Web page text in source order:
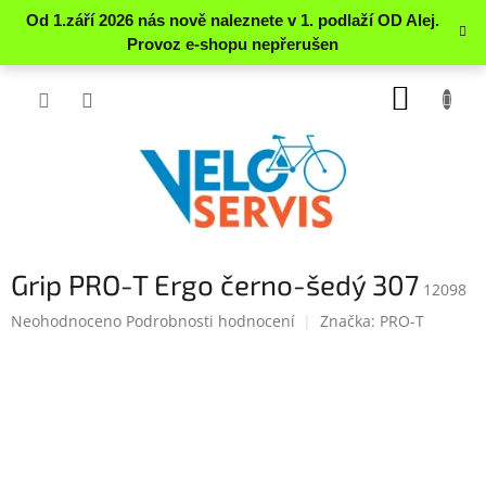
Přejít
Grip PRO-T Ergo černo-šedý 307 12098
Průměrné
Neohodnoceno Podrobnosti hodnocení Značka: PRO-T